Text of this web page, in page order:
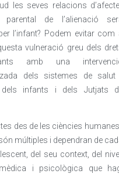
les seves relacions
de l’alienació
l’infant? Podem evitar com
vulneració greu dels
amb una
dels sistemes de
dels infants i dels Jutjats
des de les ciències
múltiples i dependran de
del seu context, del nivell
mèdica i psicològica que